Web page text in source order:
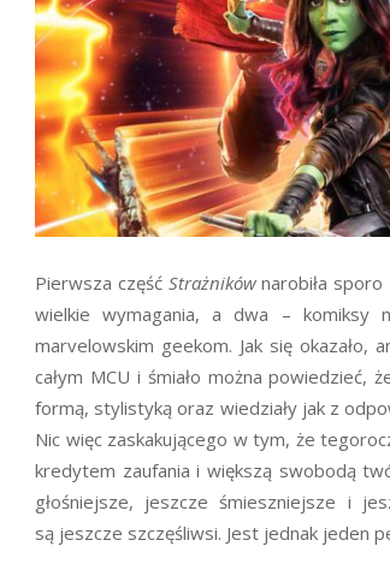
Pierwsza część Strażnikównarobiła
wielkie wymagania, a dwa – komiksy
marvelowskim geekom. Jak się okazało,
całym MCU i śmiało można
formą, stylistyką oraz wiedziały jak z
Nic więc zaskakującego w tym, że
kredytem zaufania i większą swobodą
głośniejsze, jeszcze śmieszniejsze i
są jeszcze szczęśliwsi. Jest jednak jeden